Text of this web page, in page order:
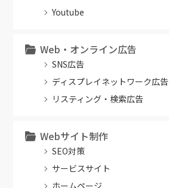
Youtube
Web・オンライン広告
SNS広告
ディスプレイネットワーク広告
リスティング・検索広告
Webサイト制作
SEO対策
サービスサイト
ホームページ